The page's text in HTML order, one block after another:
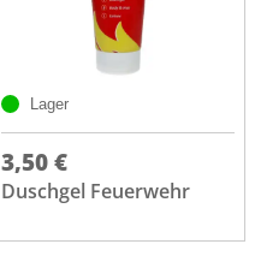
Lager
3,50 €
Duschgel Feuerwehr